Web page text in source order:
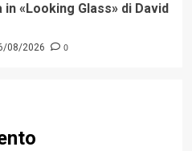
«Looking Glass» di David
08/2026 0